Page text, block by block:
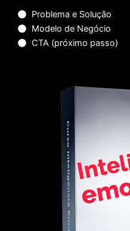
Problema e Solução
Modelo de Negócio
CTA (próximo passo)